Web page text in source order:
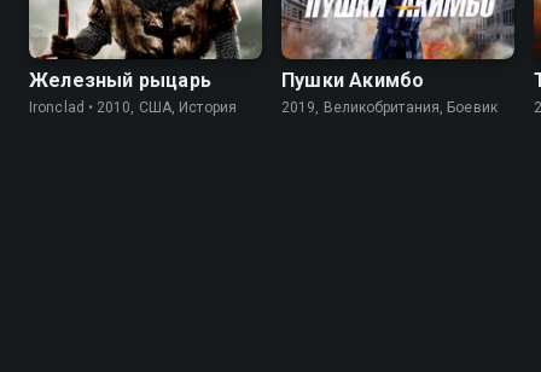
Железный рыцарь
Ironclad • 2010, США, История
Пушки Акимбо
2019, Великобритания, Боевик